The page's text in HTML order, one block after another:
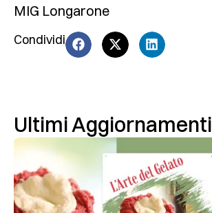
MIG Longarone
Condividi
Ultimi Aggiornamenti